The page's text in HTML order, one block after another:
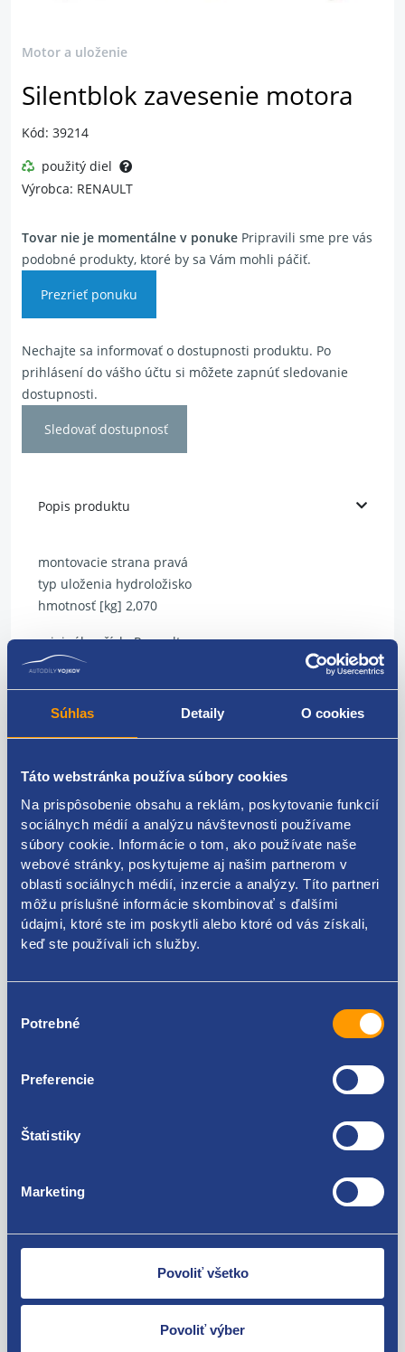
Súhlas Detaily O cookies
Táto webstránka používa súbory cookies
Na prispôsobenie obsahu a reklám, poskytovanie funkcií
sociálnych médií a analýzu návštevnosti používame
súbory cookie. Informácie o tom, ako používate naše
webové stránky, poskytujeme aj našim partnerom v
oblasti sociálnych médií, inzercie a analýzy. Títo partneri
môžu príslušné informácie skombinovať s ďalšími
údajmi, ktoré ste im poskytli alebo ktoré od vás získali,
keď ste používali ich služby.
súhlasu
Potrebné
Preferencie
Štatistiky
Marketing
Povoliť všetko
Povoliť výber
Motor a uloženie
Silentblok zavesenie motora
Kód: 39214
použitý diel
Výrobca: RENAULT
Tovar nie je momentálne v ponuke Pripravili sme pre vás
podobné produkty, ktoré by sa Vám mohli páčiť.
Prezrieť ponuku
Nechajte sa informovať o dostupnosti produktu. Po
prihlásení do vášho účtu si môžete zapnúť sledovanie
dostupnosti.
Sledovať dostupnosť
Popis produktu
montovacie strana pravá
typ uloženia hydroložisko
hmotnosť [kg] 2,070
originálne číslo Renault
112105188R
112105188R
Použiteľné pre vozidlá
Renault Fluence 1.5 dCi - K9K
Renault Mégane III 2008 - 2015 1.5 dCi - K9K
Renault Scenic III 2009 - 2016 1.5 dCi - K9K
Za kvalitu ručíme!
Máme tisíce spokojných zákazníkov.